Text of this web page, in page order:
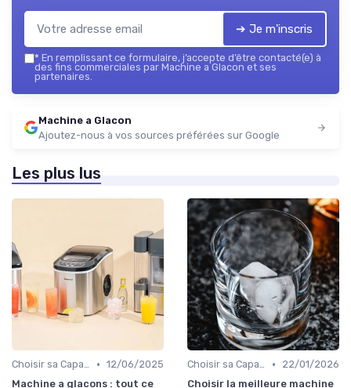
➔ Je m'inscris
* En remplissant ce formulaire, j’accepte d’être contacté(e) à
des fins commerciales par Machine a Glacon et ses
partenaires.
Machine a Glacon
Ajoutez-nous à vos sources préférées sur Google
Les plus lus
Choisir sa Capacité • 12/06/2025
Machine a glacons : tout ce
Choisir sa Capacité •
22/01/2026
Choisir la meilleure machine